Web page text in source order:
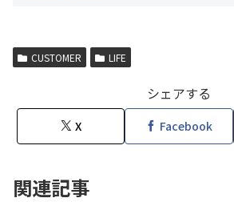
CUSTOMER LIFE
シェアする
X Facebook
関連記事